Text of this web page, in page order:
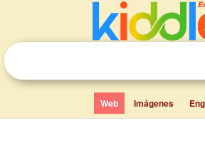
Web Imágenes